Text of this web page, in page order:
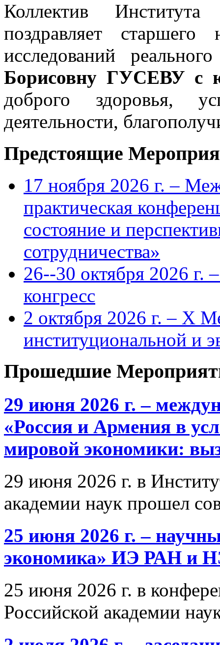
Коллектив
поздравляет старшего
исследований
Борисовну ГУСЕВУ с
доброго здоровья,
деятельности,
Предстоящие
17 ноября 2026 г. –
практическая
состояние и
сотрудничества»
26--30 октября 2026 г.
конгресс
2 октября 2026 г. – X
институциональной и
Прошедшие
29 июня 2026 г. –
«Россия и Армения в
мировой экономики:
29 июня 2026 г. в
академии наук прошел
25 июня 2026 г. –
экономика» ИЭ РАН и
25 июня 2026 г. в
Российской академии